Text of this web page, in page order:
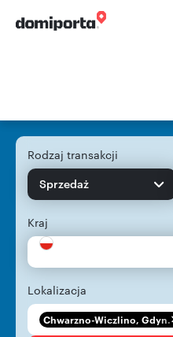
Rodzaj transakcji
Sprzedaż
Kraj
Lokalizacja
Chwarzno-Wiczlino,